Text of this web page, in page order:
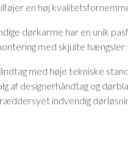
en høj
dørkarme har en unik
med skjulte
med høje tekniske
af designerhåndtag og
indvendig